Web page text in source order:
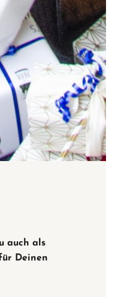
auch als
Deinen